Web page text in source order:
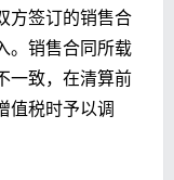
方签订的销售合
。销售合同所载
一致，在清算前
值税时予以调